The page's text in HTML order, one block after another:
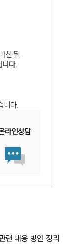
친 뒤
다.
니다.
라인상담
련 대응 방안 정리